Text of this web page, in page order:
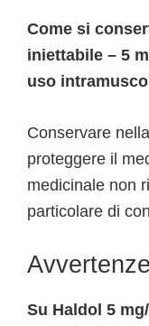
Come si
iniettabile – 5
uso
Conservare
proteggere il
medicinale non
particolare di
Avvertenze
Su Haldol 5